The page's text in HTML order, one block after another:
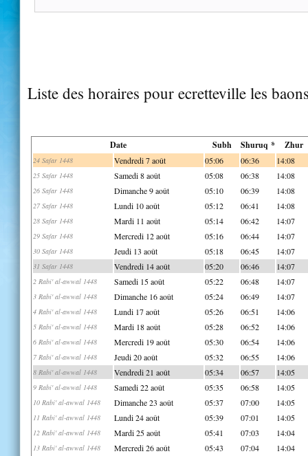
Liste des horaires pour ecretteville les
Date Subh Shuruq * Zhur
24 Safar 1448 Vendredi 7 août 05:06 06:36 14:08
25 Safar 1448 Samedi 8 août 05:08 06:38 14:08
26 Safar 1448 Dimanche 9 août 05:10 06:39 14:08
27 Safar 1448 Lundi 10 août 05:12 06:41 14:08
28 Safar 1448 Mardi 11 août 05:14 06:42 14:07
29 Safar 1448 Mercredi 12 août 05:16 06:44 14:07
30 Safar 1448 Jeudi 13 août 05:18 06:45 14:07
31 Safar 1448 Vendredi 14 août 05:20 06:46 14:07
2 Rabi' al-awwal 1448 Samedi 15 août 05:22 06:48 14:07
3 Rabi' al-awwal 1448 Dimanche 16 août 05:24 06:49 14:07
4 Rabi' al-awwal 1448 Lundi 17 août 05:26 06:51 14:06
5 Rabi' al-awwal 1448 Mardi 18 août 05:28 06:52 14:06
6 Rabi' al-awwal 1448 Mercredi 19 août 05:30 06:54 14:06
7 Rabi' al-awwal 1448 Jeudi 20 août 05:32 06:55 14:06
8 Rabi' al-awwal 1448 Vendredi 21 août 05:34 06:57 14:05
9 Rabi' al-awwal 1448 Samedi 22 août 05:35 06:58 14:05
10 Rabi' al-awwal 1448 Dimanche 23 août 05:37 07:00 14:05
11 Rabi' al-awwal 1448 Lundi 24 août 05:39 07:01 14:05
12 Rabi' al-awwal 1448 Mardi 25 août 05:41 07:03 14:04
13 Rabi' al-awwal 1448 Mercredi 26 août 05:43 07:04 14:04